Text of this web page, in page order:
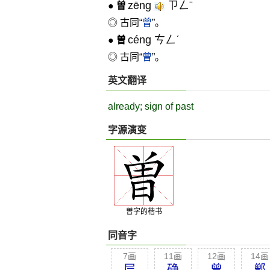
● 曽 zēng ㄗㄥˉ
◎ 古同“曾”。
● 曽 céng ㄘㄥˊ
◎ 古同“曾”。
英文翻译
already; sign of past
字源演变
曽字的楷书
同音字
7画 11画 12画 14画